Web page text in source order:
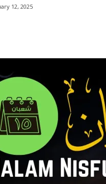
12, 2025